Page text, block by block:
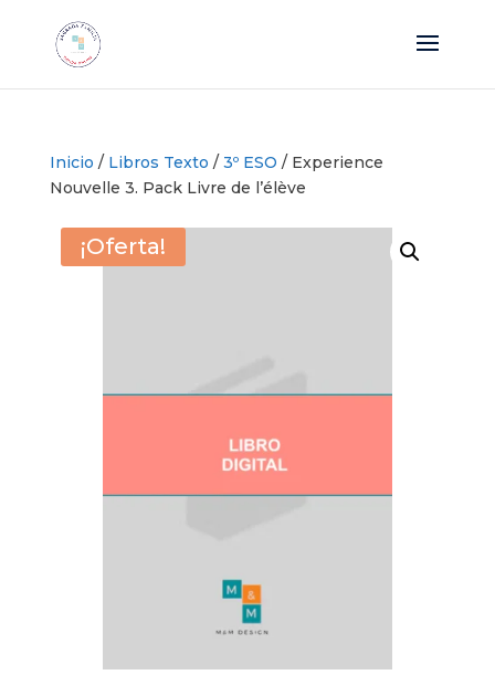
Inicio / Libros Texto / 3º ESO / Experience
Nouvelle 3. Pack Livre de l’élève
¡Oferta!